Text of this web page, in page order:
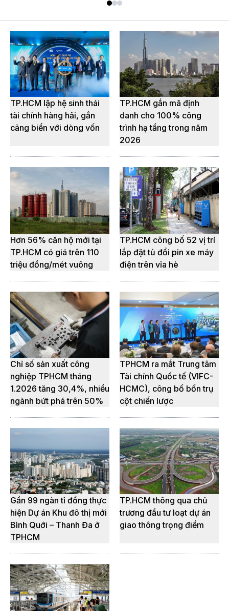
TP.HCM lập hệ sinh thái
tài chính hàng hải, gắn
cảng biển với dòng vốn
TP.HCM gắn mã định
danh cho 100% công
trình hạ tầng trong năm
2026
Hơn 56% căn hộ mới tại
TP.HCM có giá trên 110
triệu đồng/mét vuông
TP.HCM công bố 52 vị trí
lắp đặt tủ đổi pin xe máy
điện trên vỉa hè
Chỉ số sản xuất công
nghiệp TPHCM tháng
1.2026 tăng 30,4%, nhiều
ngành bứt phá trên 50%
TPHCM ra mắt Trung tâm
Tài chính Quốc tế (VIFC-
HCMC), công bố bốn trụ
cột chiến lược
Gần 99 ngàn tỉ đồng thực
hiện Dự án Khu đô thị mới
Bình Quới – Thanh Đa ở
TPHCM
TP.HCM thông qua chủ
trương đầu tư loạt dự án
giao thông trọng điểm